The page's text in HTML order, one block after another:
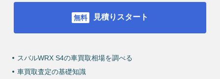
見積りスタート
スバルWRX S4の車買取相場を調べる
車買取査定の基礎知識